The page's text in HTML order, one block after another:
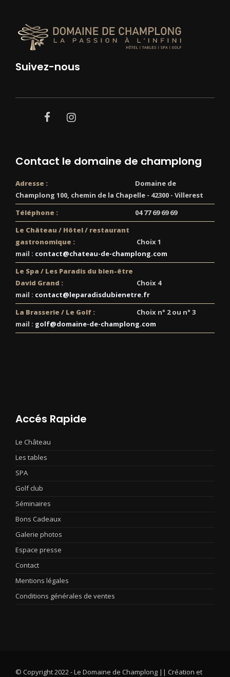
Suivez-nous
facebook
Contact le domaine de champlong
Adresse :
Domaine de
Champlong 100, chemin de la Chapelle - 42300 - Villerest
Téléphone :
04 77 69 69 69
Le Château / Hôtel / restaurant
gastronomique :
Choix 1
mail : contact@chateau-de-champlong.com
Le Spa / Les Paradis du bien-être
David Grand :
Choix 4
mail : contact@leparadisdubienetre.fr
La Brasserie / Le Golf :
Choix n° 2 ou n° 3
mail : golf@domaine-de-champlong.com
Accés Rapide
Le Château
Les tables
SPA
Golf club
Séminaires
Bons Cadeaux
Galerie photos
Espace presse
Contact
Mentions légales
Conditions générales de ventes
© Copyright 2022 - Le Domaine de Champlong || Création et